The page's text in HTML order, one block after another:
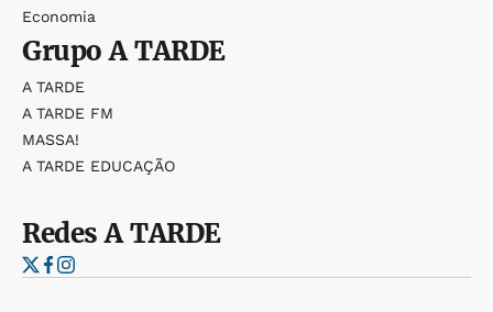
Economia
GrupoA TARDE
A TARDE
A TARDE FM
MASSA!
A TARDE EDUCAÇÃO
RedesA TARDE